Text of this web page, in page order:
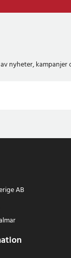
nyheter,
AB